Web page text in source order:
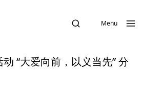
Menu
“大爱向前，以义当先” 分